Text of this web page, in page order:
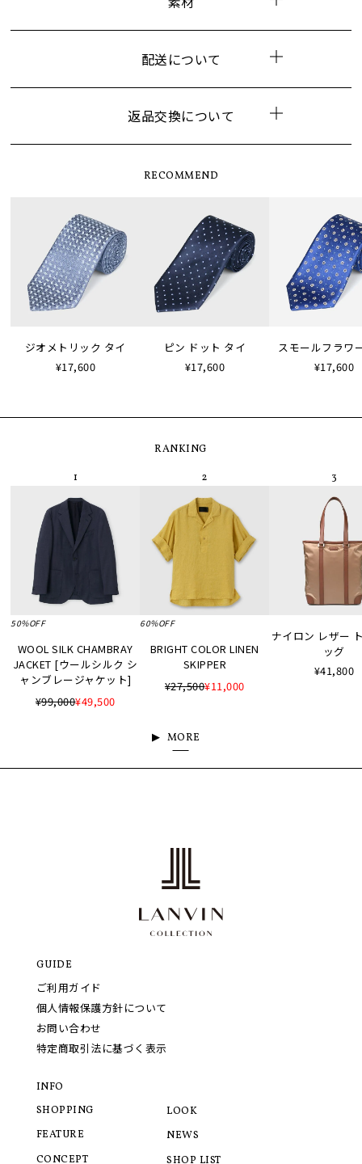
配送について
返品交換について
RECOMMEND
ジオメトリック タイ
¥17,600
ピン ドット タイ
¥17,600
スモールフラワ
¥17,600
RANKING
50%OFF
WOOL SILK CHAMBRAY
JACKET [ウールシルク シ
ャンブレージャケット]
¥99,000¥49,500
60%OFF
BRIGHT COLOR LINEN
SKIPPER
¥27,500¥11,000
ナイロン レザー
ッグ
¥41,800
MORE
GUIDE
ご利用ガイド
個人情報保護方針について
お問い合わせ
特定商取引法に基づく表示
INFO
SHOPPING
FEATURE
CONCEPT
LOOK
NEWS
SHOP LIST